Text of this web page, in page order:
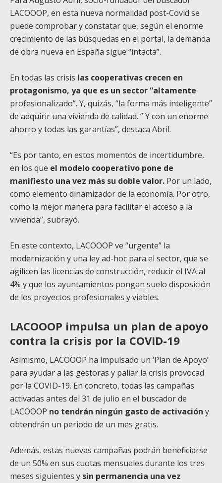
LACOOOP, en esta nueva normalidad post-Covid se
puede comprobar y constatar que, según el enorme
crecimiento de las búsquedas en el portal, la demanda
de obra nueva en España sigue “intacta”.
En todas las crisis las cooperativas crecen en
protagonismo, ya que es un sector “altamente
profesionalizado”. Y, quizás, “la forma más inteligente”
de adquirir una vivienda de calidad. ” Y con un enorme
ahorro y todas las garantías”, destaca Abril.
“Es por tanto, en estos momentos de incertidumbre,
en los que el modelo cooperativo pone de
manifiesto una vez más su doble valor. Por un lado,
como elemento dinamizador de la economía. Por otro,
como la mejor manera para facilitar el acceso a la
vivienda”, subrayó.
En este contexto, LACOOOP ve “urgente” la
modernización y una ley ad-hoc para el sector, que se
agilicen las licencias de construcción, reducir el IVA al
4% y que los ayuntamientos pongan suelo disposición
de los proyectos profesionales y viables.
LACOOOP impulsa un plan de apoyo
contra la crisis por la COVID-19
Asimismo, LACOOOP ha impulsado un ‘Plan de Apoyo’
para ayudar a las gestoras y paliar la crisis provocad
por la COVID-19. En concreto, todas las campañas
activadas antes del 31 de julio en el buscador de
LACOOOP no tendrán ningún gasto de activación y
obtendrán un periodo de un mes gratis.
Además, estas nuevas campañas podrán beneficiarse
de un 50% en sus cuotas mensuales durante los tres
meses siguientes y sin permanencia una vez